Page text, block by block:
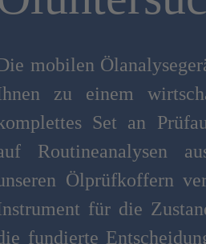
mobilen
zu einem
Set an
Routineanalysen
Ölprüfkoffern
für die
fundierte